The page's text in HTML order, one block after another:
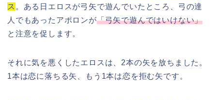
ス 。ある日エロスが弓矢で遊んでいたところ、弓の達
人でもあったアポロンが「弓矢で遊んではいけない」
と注意を促します。
それに気を悪くしたエロスは、2本の矢を放ちました。
1本は恋に落ちる矢、もう1本は恋を拒む矢です。